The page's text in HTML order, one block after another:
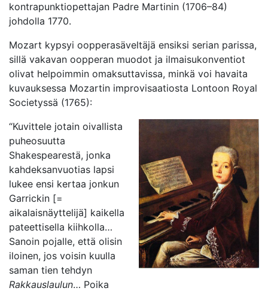
kontrapunktiopettajan Padre Martinin (1706–84)
johdolla 1770.
Mozart kypsyi oopperasäveltäjä ensiksi serian parissa,
sillä vakavan oopperan muodot ja ilmaisukonventiot
olivat helpoimmin omaksuttavissa, minkä voi havaita
kuvauksessa Mozartin improvisaatiosta Lontoon Royal
Societyssä (1765):
“Kuvittele jotain oivallista
puheosuutta
Shakespearestä, jonka
kahdeksanvuotias lapsi
lukee ensi kertaa jonkun
Garrickin [=
aikalaisnäyttelijä] kaikella
pateettisella kiihkolla…
Sanoin pojalle, että olisin
iloinen, jos voisin kuulla
saman tien tehdyn
Rakkauslaulun… Poika